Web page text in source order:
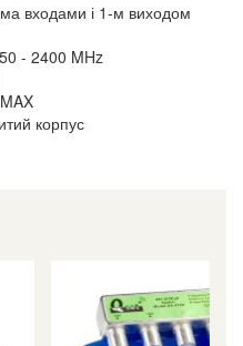
входами і 1-м виходом
- 2400 MHz
корпус